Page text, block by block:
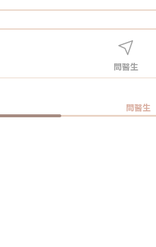
問醫生
問醫生